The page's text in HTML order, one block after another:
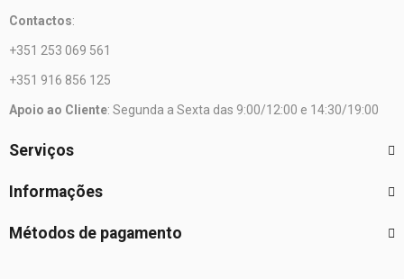
Contactos:
+351 253 069 561
+351 916 856 125
Apoio ao Cliente: Segunda a Sexta das 9:00/12:00 e 14:30/19:00
Serviços
Informações
Métodos de pagamento